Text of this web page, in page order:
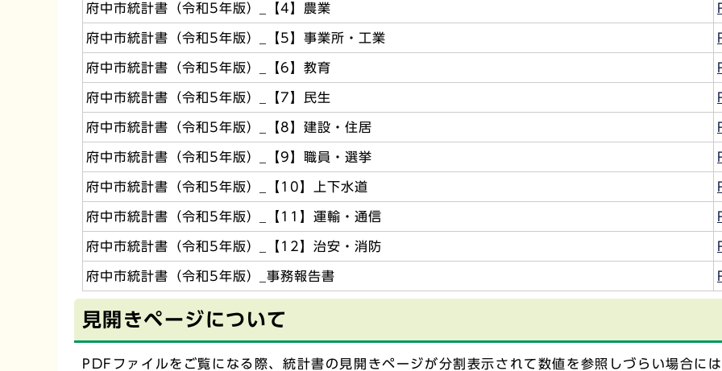
府中市統計書（令和5年版）_【4】農業
府中市統計書（令和5年版）_【5】事業所・工業
府中市統計書（令和5年版）_【6】教育
府中市統計書（令和5年版）_【7】民生
府中市統計書（令和5年版）_【8】建設・住居
府中市統計書（令和5年版）_【9】職員・選挙
府中市統計書（令和5年版）_【10】上下水道
府中市統計書（令和5年版）_【11】運輸・通信
府中市統計書（令和5年版）_【12】治安・消防
府中市統計書（令和5年版）_事務報告書
見開きページについて
PDFファイルをご覧になる際、統計書の見開きページが分割表示されて数値を参照しづらい場合に